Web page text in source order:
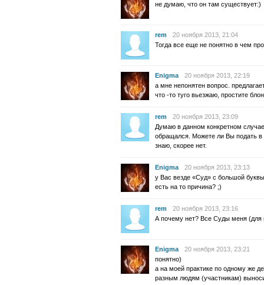
не думаю, что он там существует:)
rem
20 ноября 2013, 21:04
Тогда все еще не понятно в чем
Enigma
20 ноября 2013, 22:19
а мне непонятен вопрос.
что -то туго вьезжаю, простите
rem
20 ноября 2013, 23:09
Думаю в данном конкретном
обращался. Можете ли Вы подать в
знаю, скорее нет.
Enigma
20 ноября 2013, 23:13
у Вас везде «Суд» с большой
есть на то причина? ;)
rem
20 ноября 2013, 23:16
А почему нет? Все Суды меня
Enigma
20 ноября 2013, 23:21
понятно)
а на моей практике по одному же
разным людям (участникам)